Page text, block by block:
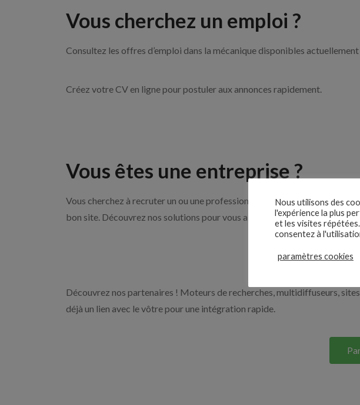
Vous cherchez un emploi ?
Consultez les offres d’emploi dans la mécanique disponibles
Créez votre CV en ligne pour postuler aux annonces rapidement.
Vous êtes une entreprise ?
Vous cherchez à recruter un ou une professionnelle de la mécanique par
bon site. Découvrez nos solutions pour vous aider à recruter en cliquant
Découvrez nos partenaires ! Moteurs de recherches, multidiffuseurs,
déjà un lien avec le vôtre pour une intégration rapide.
Nous utilisons des
l'expérience la plus
et les visites
consentez à
paramètres cookies